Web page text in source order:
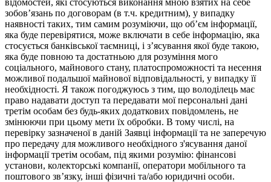
зобов’язань по договорам (в т.ч. кредитним), у випадку
наявності таких, тим самим розуміючи, що об’єм інформації,
яка буде перевірятися, може включати в себе інформацію, яка
стосується банківської таємниці, і з’ясування якої буде такою,
яка буде повною та достатньою для розуміння мого
соціального, майнового стану, платоспроможності та несення
можливої подальшої майнової відповідальності, у випадку її
необхідності. Я також погоджуюсь з тим, що володілець має
право надавати доступ та передавати мої персональні дані
третім особам без будь-яких додаткових повідомлень, не
змінюючи при цьому мети їх обробки. В тому числі, на
перевірку зазначеної в даній Заявці інформації та не заперечую
про передачу для можливого необхідного з'ясування даної
інформації третім особам, під якими розумію: фінансові
установи, колекторські компанії, оператори мобільного та
поштового зв’язку, інші фізичні та/або юридичні особи.